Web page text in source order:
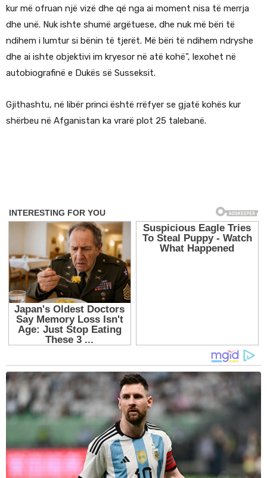
kur më ofruan një vizë dhe që nga ai moment nisa të merrja
dhe unë. Nuk ishte shumë argëtuese, dhe nuk më bëri të
ndihem i lumtur si bënin të tjerët. Më bëri të ndihem ndryshe
dhe ai ishte objektivi im kryesor në atë kohë”, lexohet në
autobiografinë e Dukës së Susseksit.
Gjithashtu, në libër princi është rrëfyer se gjatë kohës kur
shërbeu në Afganistan ka vrarë plot 25 talebanë.